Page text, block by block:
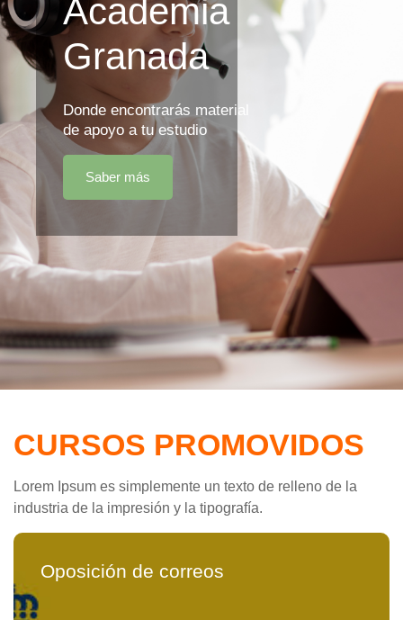
Academia
Granada
Donde encontrarás material
de apoyo a tu estudio
Saber más
CURSOS PROMOVIDOS
Lorem Ipsum es simplemente un texto de relleno de la
industria de la impresión y la tipografía.
Oposición de correos